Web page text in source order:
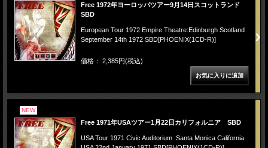
Free 1972年ヨーロッパツアー9月14日スコットランド
SBD
European Tour 1972 Empire Theatre:Edinburgh Scotland
September 14th 1972 SBD[PHOENIX(1CD-R)]
価格： 2,385円(税込)
NEW
Free 1971年USAツアー1月22日カリフォルニア SBD
USA Tour 1971 Civic Auditorium :Santa Monica California